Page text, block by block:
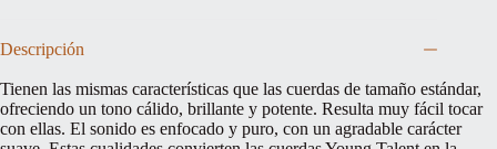
Descripción
Tienen las mismas características que las cuerdas de tamaño estándar,
ofreciendo un tono cálido, brillante y potente. Resulta muy fácil tocar
con ellas. El sonido es enfocado y puro, con un agradable carácter